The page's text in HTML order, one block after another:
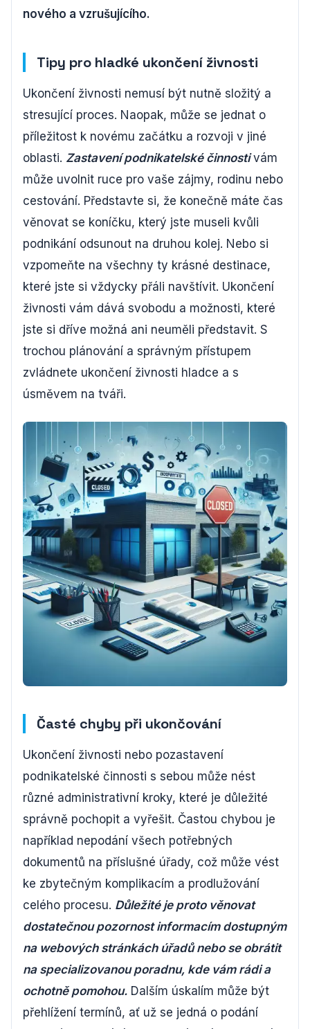
nového a vzrušujícího.
Tipy pro hladké ukončení živnosti
Ukončení živnosti nemusí být nutně složitý a
stresující proces. Naopak, může se jednat o
příležitost k novému začátku a rozvoji v jiné
oblasti. Zastavení podnikatelské činnostivám
může uvolnit ruce pro vaše zájmy, rodinu nebo
cestování. Představte si, že konečně máte čas
věnovat se koníčku, který jste museli kvůli
podnikání odsunout na druhou kolej. Nebo si
vzpomeňte na všechny ty krásné destinace,
které jste si vždycky přáli navštívit. Ukončení
živnosti vám dává svobodu a možnosti, které
jste si dříve možná ani neuměli představit. S
trochou plánování a správným přístupem
zvládnete ukončení živnosti hladce a s
úsměvem na tváři.
Časté chyby při ukončování
Ukončení živnosti nebo pozastavení
podnikatelské činnosti s sebou může nést
různé administrativní kroky, které je důležité
správně pochopit a vyřešit. Častou chybou je
například nepodání všech potřebných
dokumentů na příslušné úřady, což může vést
ke zbytečným komplikacím a prodlužování
celého procesu. Důležité je proto věnovat
dostatečnou pozornost informacím dostupným
na webových stránkách úřadů nebo se obrátit
na specializovanou poradnu, kde vám rádi a
ochotně pomohou. Dalším úskalím může být
přehlížení termínů, ať už se jedná o podání